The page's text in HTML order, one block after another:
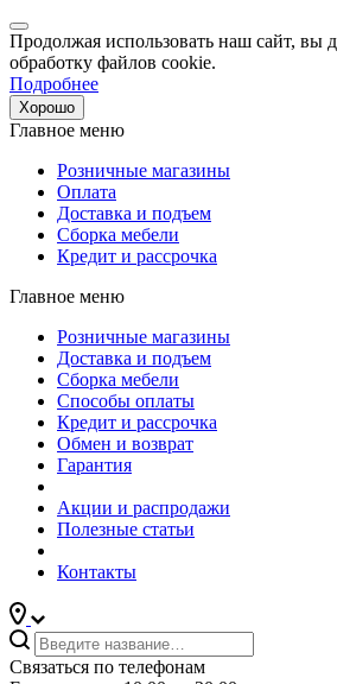
Продолжая использовать наш сайт, вы
обработку файлов cookie.
Подробнее
Хорошо
Главное меню
Розничные магазины
Оплата
Доставка и подъем
Сборка мебели
Кредит и рассрочка
Главное меню
Розничные магазины
Доставка и подъем
Сборка мебели
Способы оплаты
Кредит и рассрочка
Обмен и возврат
Гарантия
Акции и распродажи
Полезные статьи
Контакты
Связаться по телефонам